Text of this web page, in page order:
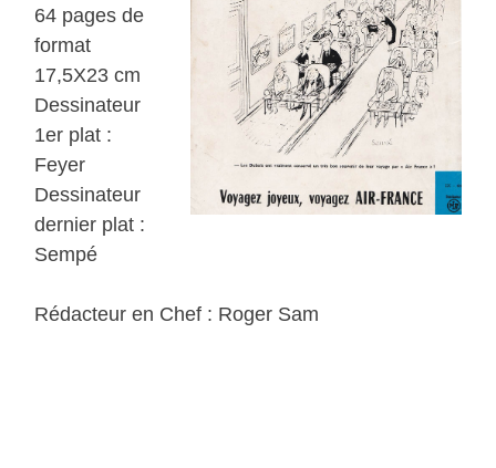
64 pages de
format
17,5X23 cm
Dessinateur
1er plat :
Feyer
Dessinateur
dernier plat :
Sempé
Rédacteur en Chef : Roger Sam